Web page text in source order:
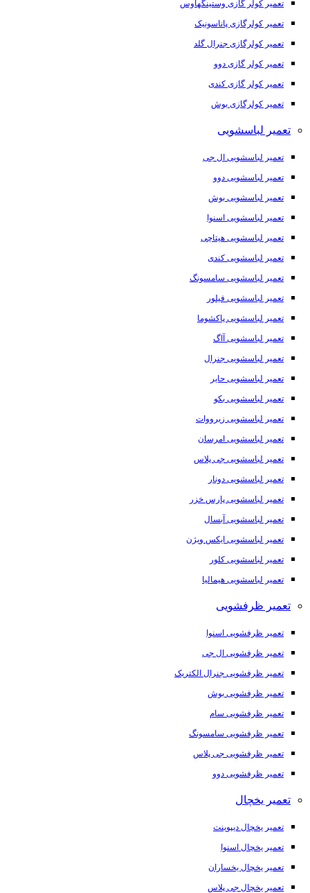
تعمیر کولر گازی وستینگهاوس
تعمیر کولرگازی پاناسونیک
تعمیر کولرگازی جنرال گلد
تعمیر کولر گازی دوو
تعمیر کولر گازی کندی
تعمیر کولرگازی بوش
تعمیر لباسشویی
تعمیر لباسشویی ال جی
تعمیر لباسشویی دوو
تعمیر لباسشویی بوش
تعمیر لباسشویی اسنوا
تعمیر لباسشویی هیتاچی
تعمیر لباسشویی کندی
تعمیر لباسشویی سامسونگ
تعمیر لباسشویی فیلور
تعمیر لباسشویی پاکشوما
تعمیر لباسشویی آاگ
تعمیر لباسشویی جنرال
تعمیر لباسشویی حایر
تعمیر لباسشویی بکو
تعمیر لباسشویی زیرووات
تعمیر لباسشویی امرسان
تعمیر لباسشویی جی پلاس
تعمیر لباسشویی دونار
تعمیر لباسشویی پارس خزر
تعمیر لباسشویی آبسال
تعمیر لباسشویی ایکس ویژن
تعمیر لباسشویی کلور
تعمیر لباسشویی هیمالیا
تعمیر ظرفشویی
تعمیر ظرفشویی اسنوا
تعمیر ظرفشویی ال جی
تعمیر ظرفشویی جنرال الکتریک
تعمیر ظرفشویی بوش
تعمیر ظرفشویی سام
تعمیر ظرفشویی سامسونگ
تعمیر ظرفشویی جی پلاس
تعمیر ظرفشویی دوو
تعمیر یخچال
تعمیر یخچال دیپوینت
تعمیر یخچال اسنوا
تعمیر یخچال یخساران
تعمیر یخچال جی پلاس